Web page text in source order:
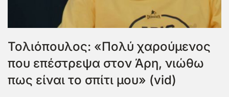
Τολιόπουλος: «Πολύ χαρούμενος
που επέστρεψα στον Άρη, νιώθω
πως είναι το σπίτι μου» (vid)